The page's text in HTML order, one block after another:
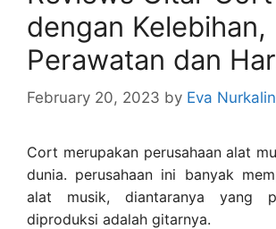
dengan Kelebihan,
Perawatan dan
February 20, 2023 by Eva
Cort merupakan perusahaan alat
dunia. perusahaan ini banyak
alat musik, diantaranya yang
diproduksi adalah gitarnya.